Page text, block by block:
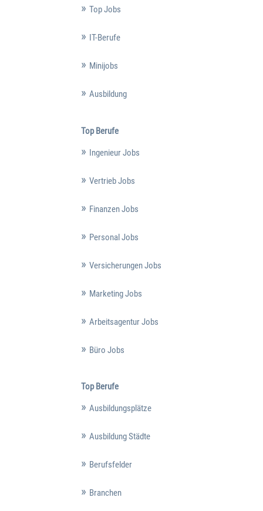
Top Jobs
IT-Berufe
Minijobs
Ausbildung
Top Berufe
Ingenieur Jobs
Vertrieb Jobs
Finanzen Jobs
Personal Jobs
Versicherungen Jobs
Marketing Jobs
Arbeitsagentur Jobs
Büro Jobs
Top Berufe
Ausbildungsplätze
Ausbildung Städte
Berufsfelder
Branchen